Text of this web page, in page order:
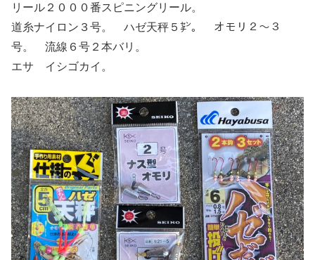
リール２０００番スピニングリール。
道糸ナイロン３号。 ハゼ天秤５㌢。 オモリ２〜３
号。 流線６号２本バリ。
エサ イシゴカイ。